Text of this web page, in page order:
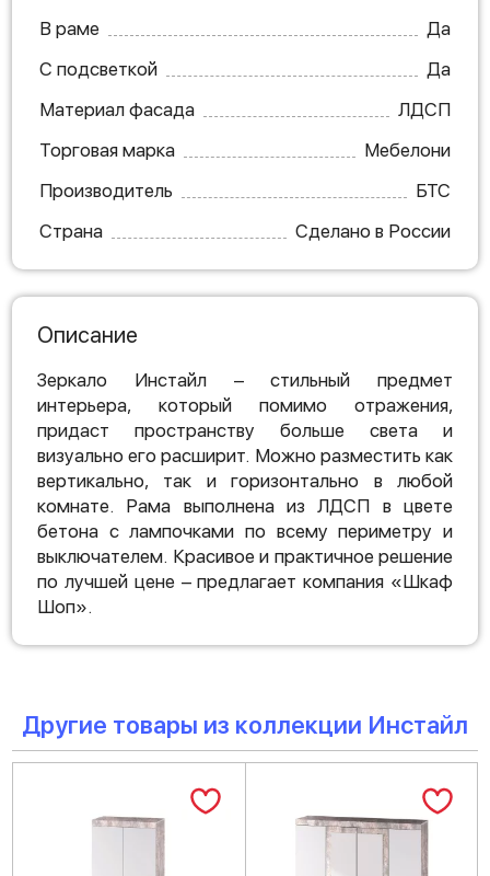
В раме
Да
С подсветкой
Да
Материал фасада
ЛДСП
Торговая марка
Мебелони
Производитель
БТС
Страна
Сделано в России
Описание
Зеркало Инстайл – стильный предмет
интерьера, который помимо отражения,
придаст пространству больше света и
визуально его расширит. Можно разместить как
вертикально, так и горизонтально в любой
комнате. Рама выполнена из ЛДСП в цвете
бетона с лампочками по всему периметру и
выключателем. Красивое и практичное решение
по лучшей цене – предлагает компания «Шкаф
Шоп».
Другие товары из коллекции Инстайл